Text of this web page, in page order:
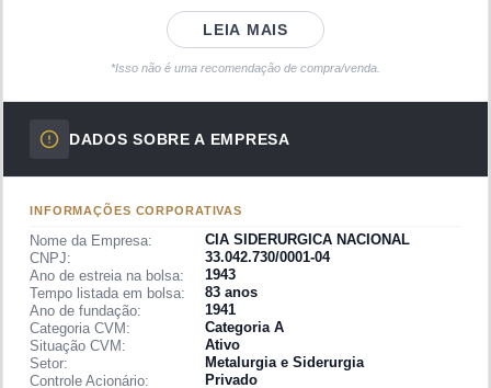
eletrodomésticos. Na mineração, controla a
, que opera a mina deCasa de Pedra
Congonhas/MG, um dos maiores depósitos de minério de
ferro do Brasil. No cimento, atua por meio daSupremo
Cimento
possui participação na ferrovia
CSNA3. O controle acionário é exercido pelo grupo
de Benjamin Steinbruch.
História da CSN
A CSN foi fundada em 1941pelo presidente
como projeto estratégico do Estado Novo, sendo a primeira
grande usina siderúrgica integrada da América Latina.
LEIA MAIS
*Isso não é uma recomendação de compra/venda.
DADOS SOBRE A EMPRESA
INFORMAÇÕES CORPORATIVAS
Nome da Empresa:
CIA SIDERURGICA NACIONAL
CNPJ:
33.042.730/0001-04
Ano de estreia na bolsa:
1943
Tempo listada em bolsa:
83 anos
Ano de fundação:
1941
Categoria CVM:
Categoria A
Situação CVM:
Ativo
Setor:
Metalurgia e Siderurgia
Controle Acionário:
Privado